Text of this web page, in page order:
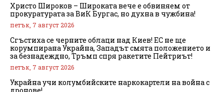
Христо Широков – Широката вече е обвиняем от
прокуратурата за ВиК Бургас, но духна в чужбина!
петък, 7 август 2026
Сгъстиха се черните облаци над Киев! ЕС не ще
корумпирана Украйна, Западът смята положението и
за безнадеждно, Тръмп спря ракетите Пейтриът!
петък, 7 август 2026
Украйна учи колумбийските наркокартели на война с
дронове!